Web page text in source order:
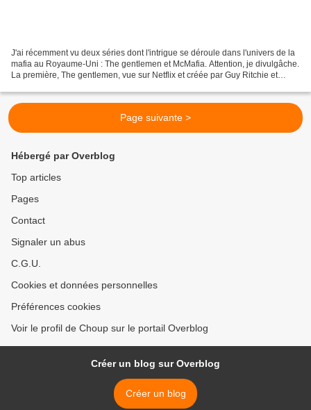
J'ai récemment vu deux séries dont l'intrigue se déroule dans l'univers de la
mafia au Royaume-Uni : The gentlemen et McMafia. Attention, je divulgâche.
La première, The gentlemen, vue sur Netflix et créée par Guy Ritchie et
Page suivante >
Hébergé par Overblog
Top articles
Pages
Contact
Signaler un abus
C.G.U.
Cookies et données personnelles
Préférences cookies
Voir le profil de Choup sur le portail Overblog
Créer un blog sur Overblog
Créer un blog